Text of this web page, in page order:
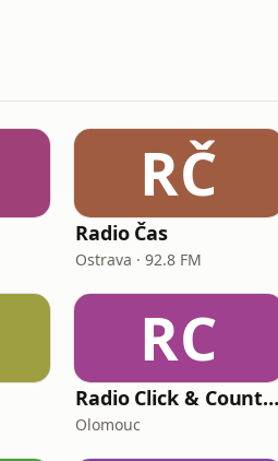
RČ
Radio Čas
Ostrava · 92.8 FM
RC
Radio Click &
Olomouc